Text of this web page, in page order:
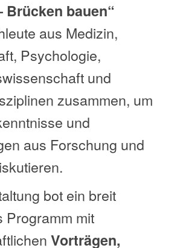
Brücken bauen“
aus Medizin,
Psychologie,
und
zusammen, um
und
aus Forschung und
bot ein breit
Programm mit
Vorträgen,